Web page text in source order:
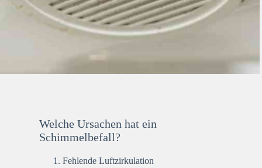
Welche Ursachen hat ein
Schimmelbefall?
Fehlende Luftzirkulation